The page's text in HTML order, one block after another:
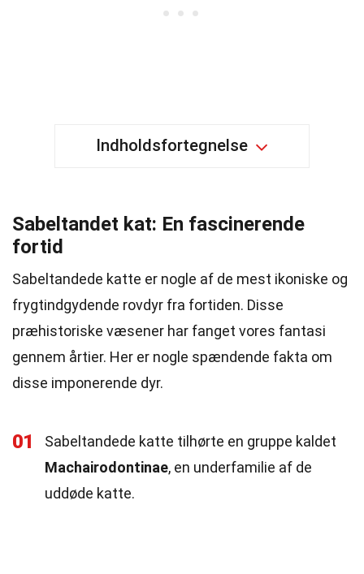
Indholdsfortegnelse
Sabeltandet kat: En fascinerende
fortid
Sabeltandede katte er nogle af de mest ikoniske og
frygtindgydende rovdyr fra fortiden. Disse
præhistoriske væsener har fanget vores fantasi
gennem årtier. Her er nogle spændende fakta om
disse imponerende dyr.
01
Sabeltandede katte tilhørte en gruppe kaldet
Machairodontinae, en underfamilie af de
uddøde katte.